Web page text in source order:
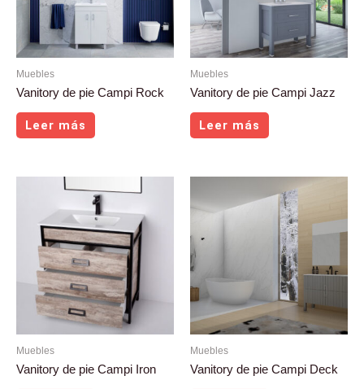
Muebles
Vanitory de pie Campi Rock
Leer más
Muebles
Vanitory de pie Campi Jazz
Leer más
Muebles
Vanitory de pie Campi Iron
Muebles
Vanitory de pie Campi Deck